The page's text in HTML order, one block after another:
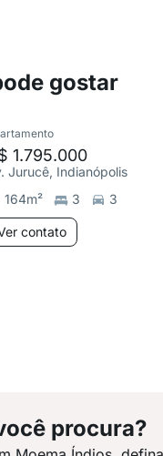
gostar
1.795.000
Jurucê, Indianópolis
164m² 3 3
contato
procura?